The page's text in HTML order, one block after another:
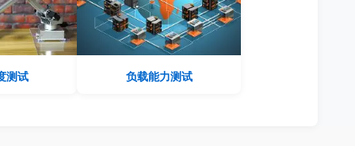
测试 负载能力测试